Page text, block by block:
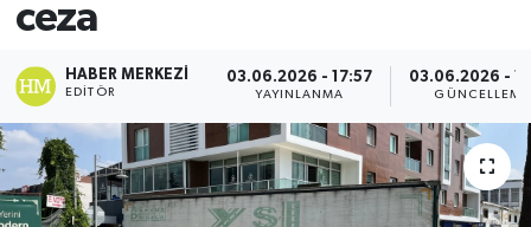
ceza
HABER MERKEZI
EDITÖR
03.06.2026 - 17:57
YAYINLANMA
03.06.2026 -
GÜNCELLEME